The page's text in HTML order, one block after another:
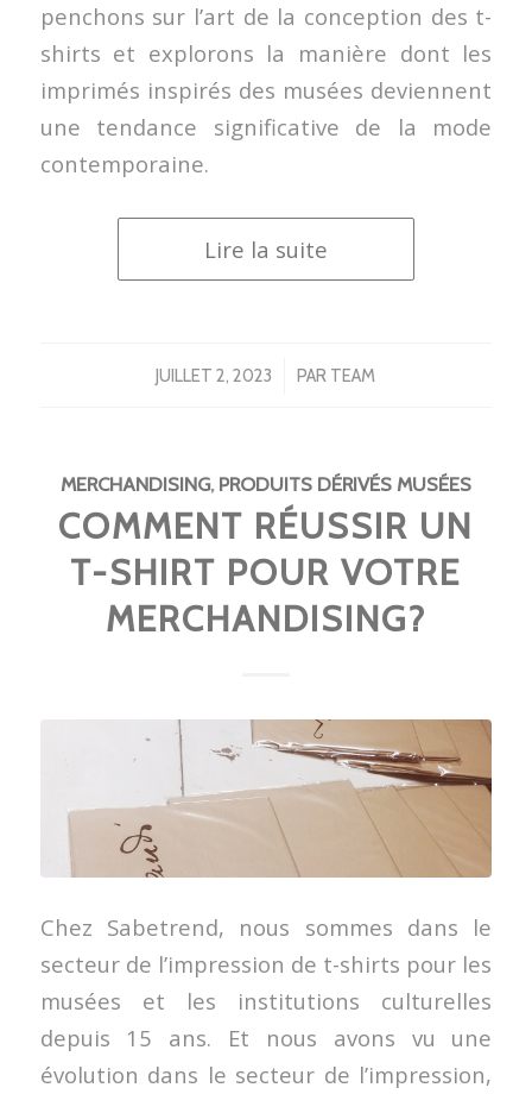
penchons sur l’art de la conception des t-
shirts et explorons la manière dont les
imprimés inspirés des musées deviennent
une tendance significative de la mode
contemporaine.
Lire la suite
JUILLET 2, 2023
/ PAR TEAM
MERCHANDISING, PRODUITS DÉRIVÉS MUSÉES
COMMENT RÉUSSIR UN
T-SHIRT POUR VOTRE
MERCHANDISING?
Chez Sabetrend, nous sommes dans le
secteur de l’impression de t-shirts pour les
musées et les institutions culturelles
depuis 15 ans. Et nous avons vu une
évolution dans le secteur de l’impression,